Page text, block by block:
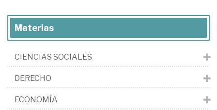
Materias
CIENCIAS SOCIALES
DERECHO
ECONOMÍA